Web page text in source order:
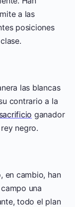
a las
posiciones
las blancas
contrario a la
sacrificio ganador
negro.
en cambio, han
una
todo el plan